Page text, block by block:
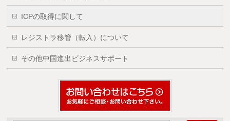
ICPの取得に関して
レジストラ移管（転入）について
その他中国進出ビジネスサポート